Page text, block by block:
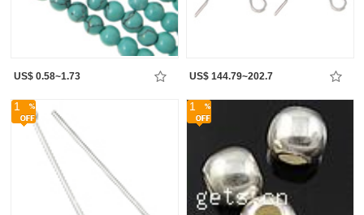
US$ 0.58~1.73 US$ 144.79~202.7
1 1